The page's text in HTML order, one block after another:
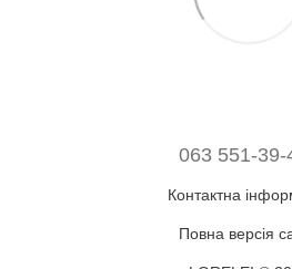
063 551-39-
Контактна
Повна версія